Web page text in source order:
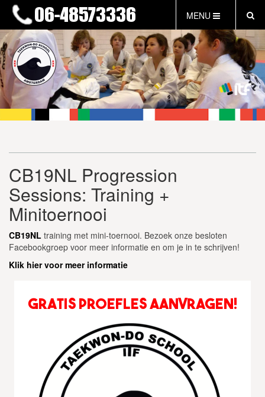
MENU
HOME
NIEUWS
LESTIJDEN & TARIEVEN
INFORMATIE
WAT IS TAEKWON-DO?
FAQ
INLOG LEDEN
EVENEMENTEN
GRATIS PROEFLES
CB19NL Progression
Sessions: Training +
Minitoernooi
CB19NL training met mini-toernooi. Bezoek onze besloten
Facebookgroep voor meer informatie en om je in te schrijven!
Klik hier voor meer informatie